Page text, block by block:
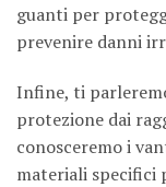
guanti per
prevenire danni
Infine, ti
protezione dai
conosceremo i
materiali specifici